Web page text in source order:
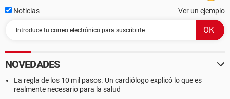
Noticias Ver un ejemplo
NOVEDADES
La regla de los 10 mil pasos. Un cardiólogo explicó lo que es
realmente necesario para la salud